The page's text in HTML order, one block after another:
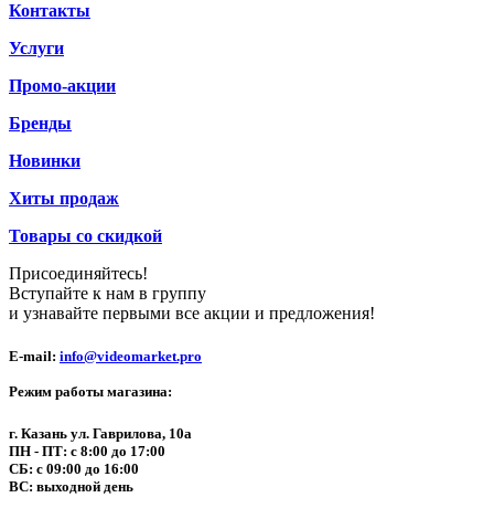
Контакты
Услуги
Промо-акции
Бренды
Новинки
Хиты продаж
Товары со скидкой
Присоединяйтесь!
Вступайте к нам в группу
и узнавайте первыми все акции и предложения!
E-mail: info@videomarket.pro
Режим работы магазина:
г. Казань ул. Гаврилова, 10а
ПН - ПТ: с 8:00 до 17:00
СБ: с 09:00 до 16:00
ВС: выходной день